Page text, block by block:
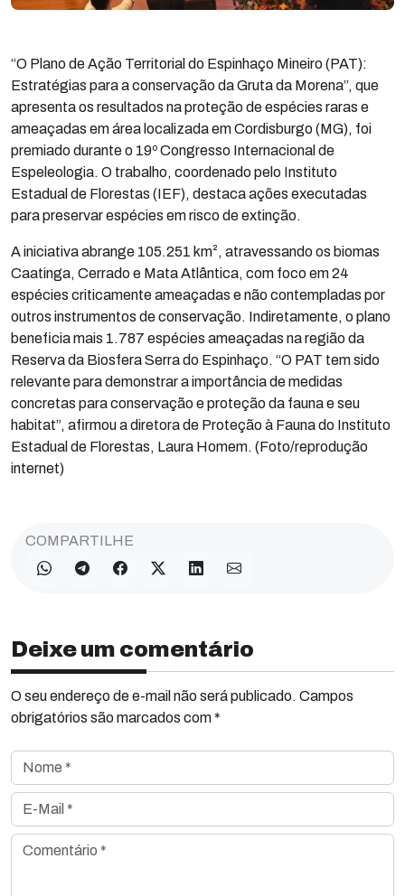
“O Plano de Ação Territorial do Espinhaço Mineiro (PAT):
Estratégias para a conservação da Gruta da Morena”, que
apresenta os resultados na proteção de espécies raras e
ameaçadas em área localizada em Cordisburgo (MG), foi
premiado durante o 19º Congresso Internacional de
Espeleologia. O trabalho, coordenado pelo Instituto
Estadual de Florestas (IEF), destaca ações executadas
para preservar espécies em risco de extinção.
A iniciativa abrange 105.251 km², atravessando os biomas
Caatinga, Cerrado e Mata Atlântica, com foco em 24
espécies criticamente ameaçadas e não contempladas por
outros instrumentos de conservação. Indiretamente, o plano
beneficia mais 1.787 espécies ameaçadas na região da
Reserva da Biosfera Serra do Espinhaço. “O PAT tem sido
relevante para demonstrar a importância de medidas
concretas para conservação e proteção da fauna e seu
habitat”, afirmou a diretora de Proteção à Fauna do Instituto
Estadual de Florestas, Laura Homem. (Foto/reprodução
internet)
COMPARTILHE
Deixe um comentário
O seu endereço de e-mail não será publicado. Campos
obrigatórios são marcados com *
Nome *
E-Mail *
Comentário *